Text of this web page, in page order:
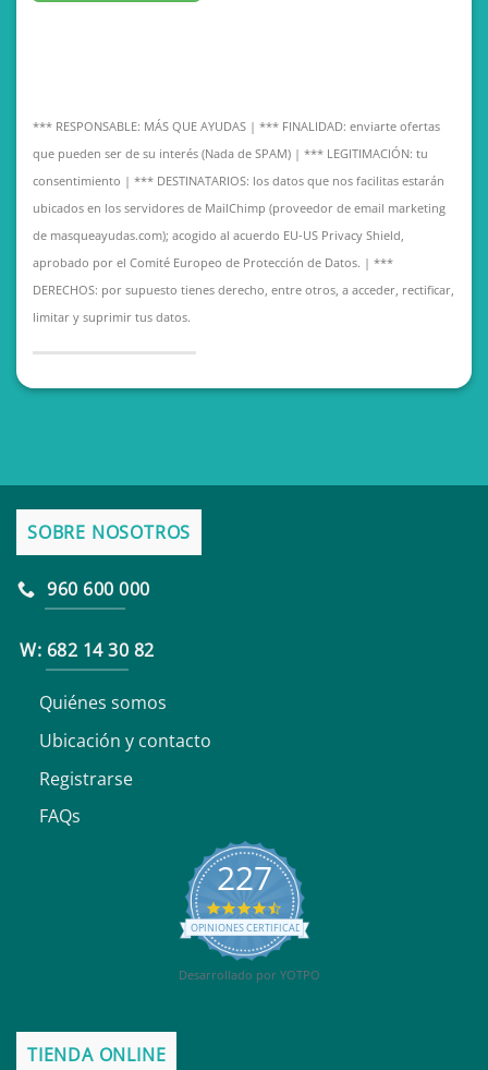
*** RESPONSABLE: MÁS QUE AYUDAS | *** FINALIDAD: enviarte ofertas
que pueden ser de su interés (Nada de SPAM) | *** LEGITIMACIÓN: tu
consentimiento | *** DESTINATARIOS: los datos que nos facilitas estarán
ubicados en los servidores de MailChimp (proveedor de email marketing
de masqueayudas.com); acogido al acuerdo EU-US Privacy Shield,
aprobado por el Comité Europeo de Protección de Datos. | ***
DERECHOS: por supuesto tienes derecho, entre otros, a acceder, rectificar,
limitar y suprimir tus datos.
SOBRE NOSOTROS
960 600 000
W: 682 14 30 82
Quiénes somos
Ubicación y contacto
Registrarse
FAQs
227
4.6
star
rating
OPINIONES CERTIFICADAS
Desarrollado por YOTPO
TIENDA ONLINE